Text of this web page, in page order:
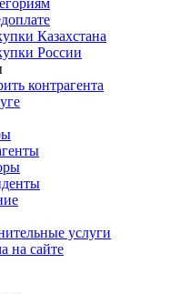
Казахстана
России
контрагента
услуги
на сайте